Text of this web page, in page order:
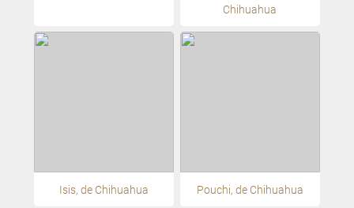
Chihuahua
Isis, de Chihuahua Pouchi, de Chihuahua